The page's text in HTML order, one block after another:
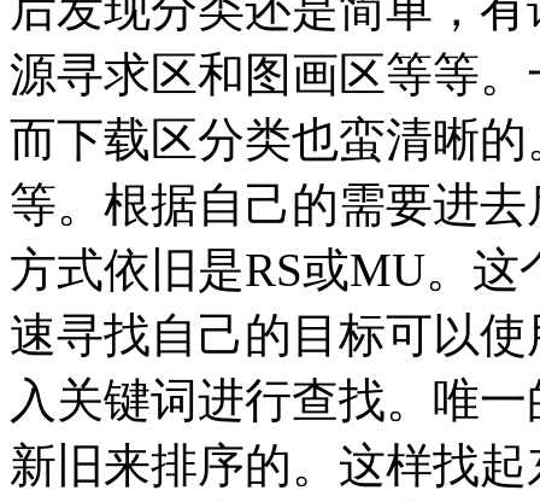
源寻求区和图画区等等
而下载区分类也蛮清晰
等。根据自己的需要进
方式依旧是RS或MU。
速寻找自己的目标可以使
入关键词进行查找。唯
新旧来排序的。这样找